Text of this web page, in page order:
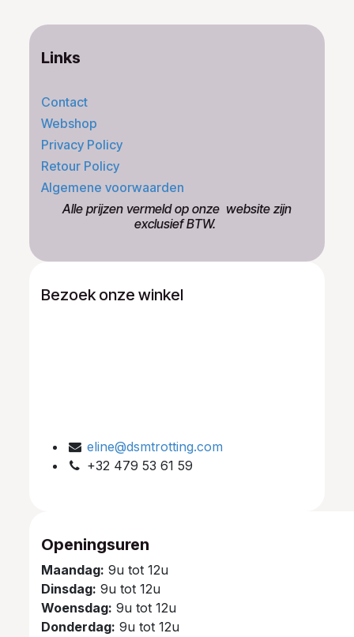
Links
Contact
Webshop
Privacy Policy
Retour Policy
Algemene voorwaarden
​Alle prijzen vermeld op onze ​website zijn
exclusief BTW.
Bezoek onze winkel
eline@dsmtrotting.com
+32 479 53 61 59
Openingsuren
Maandag: 9u tot 12u
Dinsdag: 9u tot 12u
Woensdag: 9u tot 12u
Donderdag: 9u tot 12u